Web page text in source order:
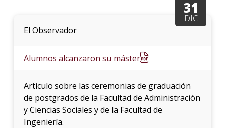
La
31
DIC
El Observador
Alumnos alcanzaron su máster
Artículo sobre las ceremonias de graduación
de postgrados de la Facultad de Administración
y Ciencias Sociales y de la Facultad de
Ingeniería.